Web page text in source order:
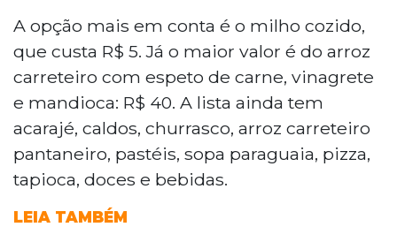
Rádio Clube, em Campo Grande, espera
receber 3 mil pessoas neste sábado para
assistir à estreia do Brasil na Copa do
Mundo. O evento conta com 28 barracas
que oferecem opções como milho cozido
por R$ 5 e arroz carreteiro com espeto de
carne por R$ 40. Após o jogo, o grupo
Samba Top se apresenta no local.
A opção mais em conta é o milho cozido,
que custa R$ 5. Já o maior valor é do arroz
carreteiro com espeto de carne, vinagrete
e mandioca: R$ 40. A lista ainda tem
acarajé, caldos, churrasco, arroz carreteiro
pantaneiro, pastéis, sopa paraguaia, pizza,
tapioca, doces e bebidas.
LEIA TAMBÉM